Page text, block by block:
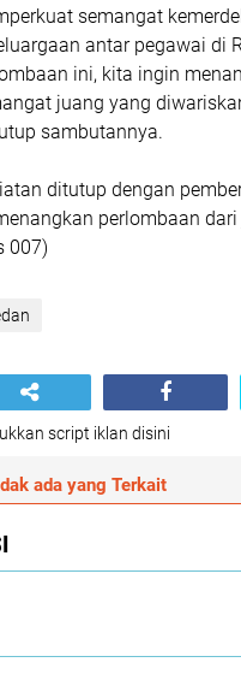
semangat
antar pegawai di
ini, kita ingin
juang yang
sambutannya.
ditutup dengan
perlombaan
007)
script iklan disini
ada yang Terkait